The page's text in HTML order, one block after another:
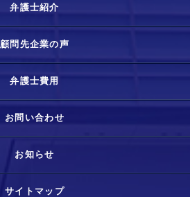
弁護士紹介
顧問先企業の声
弁護士費用
お問い合わせ
お知らせ
サイトマップ